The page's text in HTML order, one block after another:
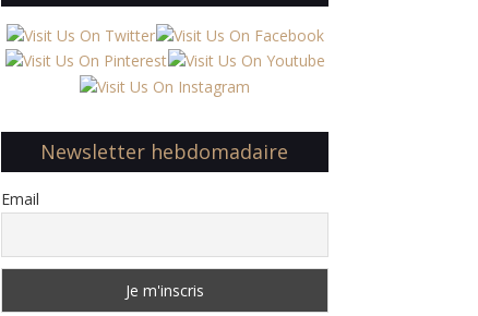
Newsletter hebdomadaire
Email